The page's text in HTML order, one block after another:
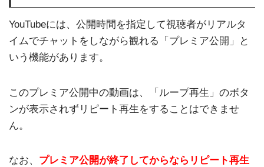
YouTubeには、公開時間を指定して視聴者がリアルタ
イムでチャットをしながら観れる「プレミア公開」と
いう機能があります。
このプレミア公開中の動画は、「ループ再生」のボタ
ンが表示されずリピート再生をすることはできませ
ん。
なお、 プレミア公開が終了してからならリピート再生